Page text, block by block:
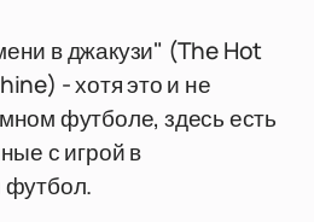
в джакузи" (The Hot
- хотя это и не
футболе, здесь есть
с игрой в
футбол.